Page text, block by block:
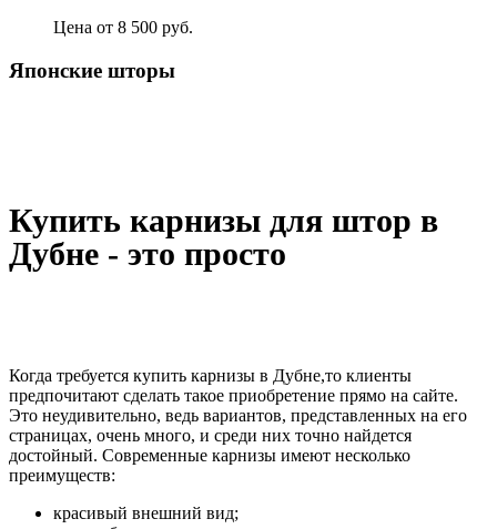
Цена от 8 500 руб.
Японские шторы
Купить карнизы для штор в
Дубне - это просто
Когда требуется купить карнизы в Дубне,то клиенты
предпочитают сделать такое приобретение прямо на сайте.
Это неудивительно, ведь вариантов, представленных на его
страницах, очень много, и среди них точно найдется
достойный. Современные карнизы имеют несколько
преимуществ:
красивый внешний вид;